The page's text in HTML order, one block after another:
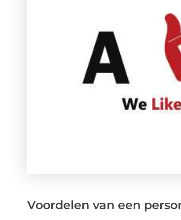
Voordelen van een